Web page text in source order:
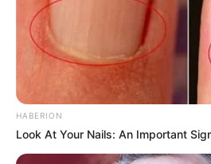
HABERION
Look At Your Nails: An Important